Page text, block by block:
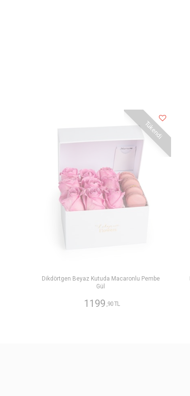
Tükendi
Dikdörtgen Beyaz Kutuda Macaronlu Pembe
Gül
1199 ,90 TL